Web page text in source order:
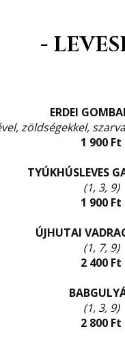
-
ERDEI
zöldségekkel,
1 900 Ft
TYÚKHÚSLEVES
(1, 3, 9)
1 900 Ft
ÚJHUTAI
(1, 7, 9)
2 400 Ft
(1, 3, 9)
2 800 Ft